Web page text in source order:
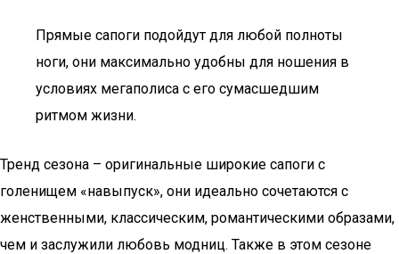
Прямые сапоги подойдут для любой полноты
ноги, они максимально удобны для ношения в
условиях мегаполиса с его сумасшедшим
ритмом жизни.
Тренд сезона – оригинальные широкие сапоги с
голенищем «навыпуск», они идеально сочетаются с
женственными, классическим, романтическими образами,
чем и заслужили любовь модниц. Также в этом сезоне